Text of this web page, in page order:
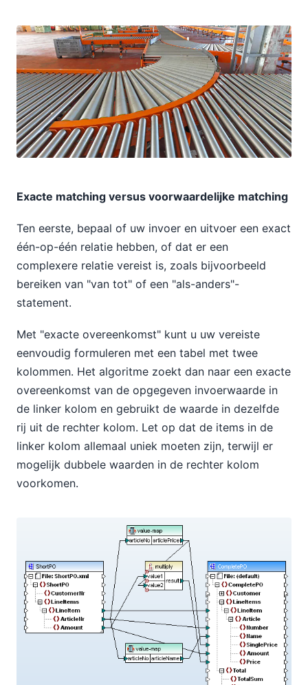
Exacte matching versus voorwaardelijke matching
Ten eerste, bepaal of uw invoer en uitvoer een exact
één-op-één relatie hebben, of dat er een
complexere relatie vereist is, zoals bijvoorbeeld
bereiken van "van tot" of een "als-anders"-
statement.
Met "exacte overeenkomst" kunt u uw vereiste
eenvoudig formuleren met een tabel met twee
kolommen. Het algoritme zoekt dan naar een exacte
overeenkomst van de opgegeven invoerwaarde in
de linker kolom en gebruikt de waarde in dezelfde
rij uit de rechter kolom. Let op dat de items in de
linker kolom allemaal uniek moeten zijn, terwijl er
mogelijk dubbele waarden in de rechter kolom
voorkomen.